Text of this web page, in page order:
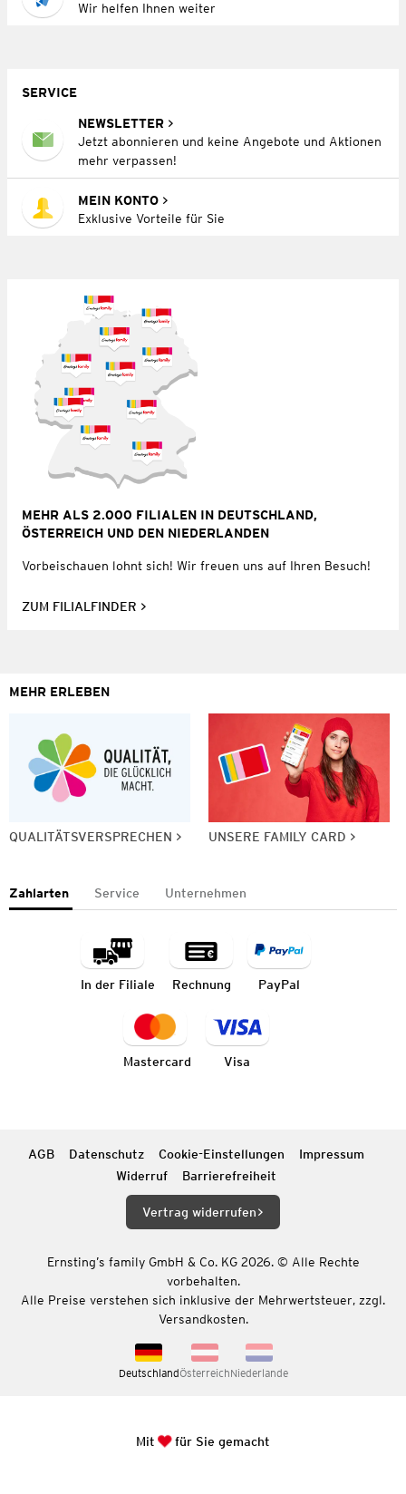
Wir helfen Ihnen weiter
SERVICE
NEWSLETTER
Jetzt abonnieren und keine Angebote und Aktionen
mehr verpassen!
MEIN KONTO
Exklusive Vorteile für Sie
MEHR ALS 2.000 FILIALEN IN DEUTSCHLAND,
ÖSTERREICH UND DEN NIEDERLANDEN
Vorbeischauen lohnt sich! Wir freuen uns auf Ihren Besuch!
ZUM FILIALFINDER
MEHR ERLEBEN
QUALITÄTSVERSPRECHEN UNSERE FAMILY CARD
Zahlarten Service Unternehmen
In der Filiale Rechnung PayPal
Mastercard Visa
AGB Datenschutz Cookie-Einstellungen
Impressum
Widerruf
Barrierefreiheit
Vertrag widerrufen
Ernsting’s family GmbH & Co. KG 2026. © Alle Rechte
vorbehalten.
Alle Preise verstehen sich inklusive der Mehrwertsteuer, zzgl.
Versandkosten.
DeutschlandÖsterreichNiederlande
Mit für Sie gemacht